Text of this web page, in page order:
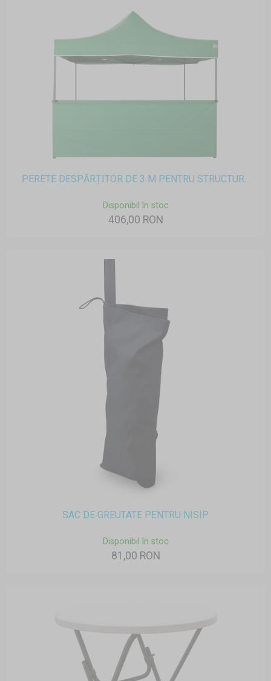
PERETE DESPĂRȚITOR DE 3 M PENTRU STRUCTUR...
Disponibil în stoc
406,00 RON
SAC DE GREUTATE PENTRU NISIP
Disponibil în stoc
81,00 RON